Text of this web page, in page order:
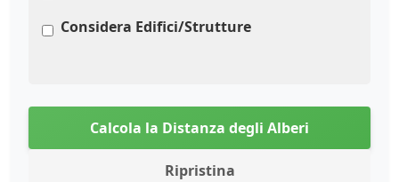
Considera Edifici/Strutture
Calcola la Distanza degli Alberi
Ripristina